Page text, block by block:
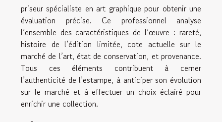
priseur spécialiste en art graphique pour obtenir une
évaluation précise. Ce professionnel analyse
l’ensemble des caractéristiques de l’œuvre : rareté,
histoire de l’édition limitée, cote actuelle sur le
marché de l’art, état de conservation, et provenance.
Tous ces éléments contribuent à cerner
l’authenticité de l’estampe, à anticiper son évolution
sur le marché et à effectuer un choix éclairé pour
enrichir une collection.